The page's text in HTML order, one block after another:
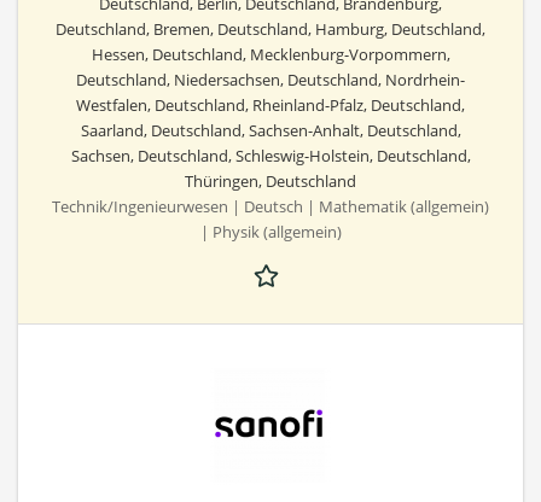
Deutschland, Bremen, Deutschland, Hamburg, Deutschland,
Hessen, Deutschland, Mecklenburg-Vorpommern,
Deutschland, Niedersachsen, Deutschland, Nordrhein-
Westfalen, Deutschland, Rheinland-Pfalz, Deutschland,
Saarland, Deutschland, Sachsen-Anhalt, Deutschland,
Sachsen, Deutschland, Schleswig-Holstein, Deutschland,
Thüringen, Deutschland
Technik/Ingenieurwesen | Deutsch | Mathematik (allgemein)
| Physik (allgemein)